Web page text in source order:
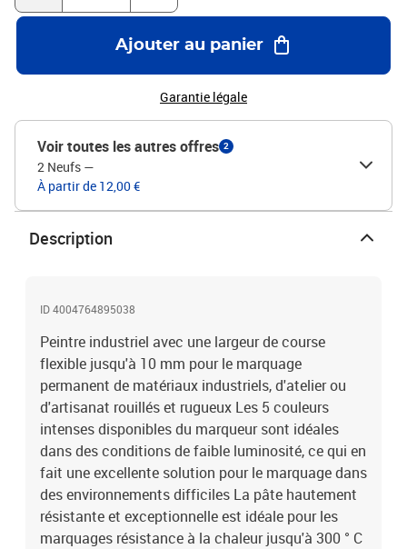
de rotation à l'extrémité du canon La pointe en pâte peut être
remodelée avec le capuchon transparent inclus sous le capuchon
coloré Produit de marque de haute qualité
Ajouter au panier
Garantie légale
Voir toutes les autres offres 2
2 Neufs —
À partir de 12,00 €
Description
ID 4004764895038
Peintre industriel avec une largeur de course
flexible jusqu'à 10 mm pour le marquage
permanent de matériaux industriels, d'atelier ou
d'artisanat rouillés et rugueux Les 5 couleurs
intenses disponibles du marqueur sont idéales
dans des conditions de faible luminosité, ce qui en
fait une excellente solution pour le marquage dans
des environnements difficiles La pâte hautement
résistante et exceptionnelle est idéale pour les
marquages résistance à la chaleur jusqu'à 300 ° C